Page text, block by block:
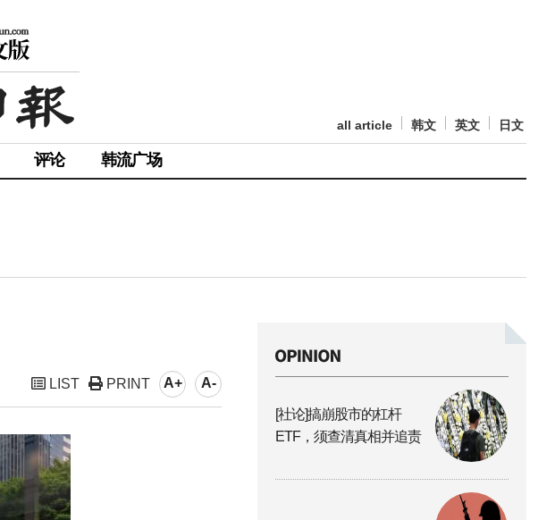
all article 韩文 英文 日文
评论 韩流广场
LIST PRINT A+ A-
[社论]搞崩股市的杠杆
ETF，须查清真相并追责